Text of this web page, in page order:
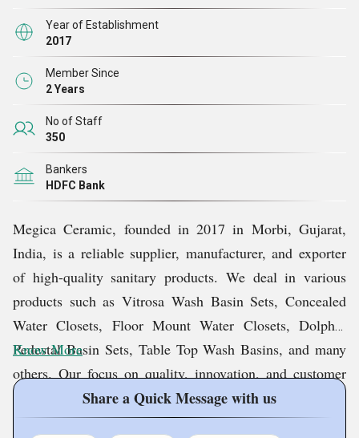
नवीनतम डिज़ाइन के साथ उत्कृष्ट गुणवत्ता वाले बाथ वेयर उत्पादों
का उत्पादन करने में सक्षम बनाता
Year of Establishment
2017
Member Since
2 Years
No of Staff
350
Bankers
HDFC Bank
Megica Ceramic, founded in 2017 in Morbi, Gujarat,
India, is a reliable supplier, manufacturer, and exporter
of high-quality sanitary products. We deal in various
products such as Vitrosa Wash Basin Sets, Concealed
Water Closets, Floor Mount Water Closets, Dolphin
Pedestal Basin Sets, Table Top Wash Basins, and many
others. Our focus on quality, innovation, and customer
satisfaction has made us a well-established company in
the market. With an emphasis on design and durability,
Know More
Share a Quick Message with us